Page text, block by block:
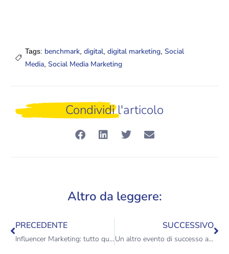
Tags: benchmark digital digital marketing Social
Media Social Media Marketing
Condividi l'articolo
Altro da leggere:
PRECEDENTE
Influencer Marketing: tutto quello che devi sapere
SUCCESSIVO
Un altro evento di successo a fianco di Arca Fondi SGR per i suoi 40 anni